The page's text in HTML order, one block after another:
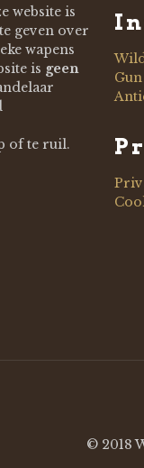
website is
geven over
wapens
is geen
of te ruil.
© 2018